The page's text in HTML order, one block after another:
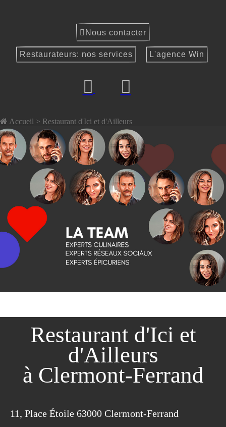
Nous contacter
Restaurateurs: nos services L'agence Win
Accueil > Restaurant d'Ici et d'Ailleurs
Restaurant d'Ici et
d'Ailleurs
à Clermont-Ferrand
11, Place Étoile 63000 Clermont-Ferrand